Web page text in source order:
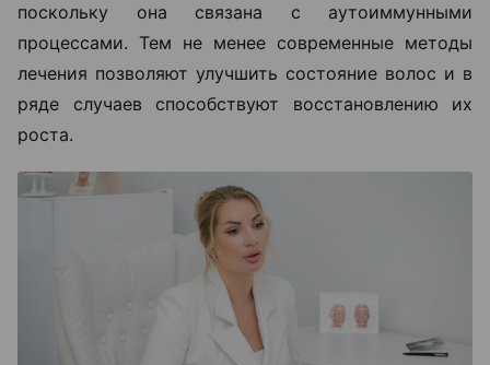
поскольку она связана с аутоиммунными
процессами. Тем не менее современные методы
лечения позволяют улучшить состояние волос и в
ряде случаев способствуют восстановлению их
роста.